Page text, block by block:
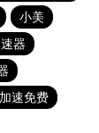
小美
器
速免费